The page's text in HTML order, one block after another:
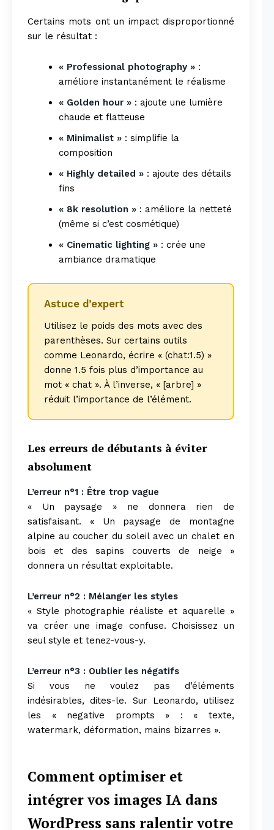
Certains mots ont un impact disproportionné
sur le résultat :
« Professional photography » :
améliore instantanément le réalisme
« Golden hour » : ajoute une lumière
chaude et flatteuse
« Minimalist » : simplifie la
composition
« Highly detailed » : ajoute des détails
fins
« 8k resolution » : améliore la netteté
(même si c’est cosmétique)
« Cinematic lighting » : crée une
ambiance dramatique
Astuce d’expert
Utilisez le poids des mots avec des
parenthèses. Sur certains outils
comme Leonardo, écrire « (chat:1.5) »
donne 1.5 fois plus d’importance au
mot « chat ». À l’inverse, « [arbre] »
réduit l’importance de l’élément.
Les erreurs de débutants à éviter
absolument
L’erreur n°1 : Être trop vague
« Un paysage » ne donnera rien de
satisfaisant. « Un paysage de montagne
alpine au coucher du soleil avec un chalet en
bois et des sapins couverts de neige »
donnera un résultat exploitable.
L’erreur n°2 : Mélanger les styles
« Style photographie réaliste et aquarelle »
va créer une image confuse. Choisissez un
seul style et tenez-vous-y.
L’erreur n°3 : Oublier les négatifs
Si vous ne voulez pas d’éléments
indésirables, dites-le. Sur Leonardo, utilisez
les « negative prompts » : « texte,
watermark, déformation, mains bizarres ».
Comment optimiser et
intégrer vos images IA dans
WordPress sans ralentir votre